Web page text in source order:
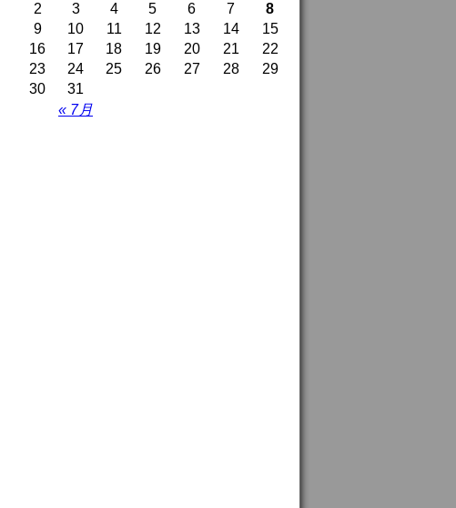
« 7月
2
3 4 5 6 7
8
9
10 11 12 13 14
15
16
17 18 19 20 21
22
23
24 25 26 27 28
29
30
31